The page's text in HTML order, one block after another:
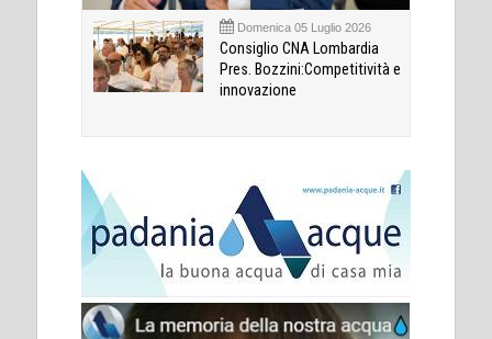
Domenica 05 Luglio 2026
Consiglio CNA Lombardia
Pres. Bozzini:Competitività e
innovazione